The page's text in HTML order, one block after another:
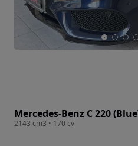
2143 cm3 • 170 cv